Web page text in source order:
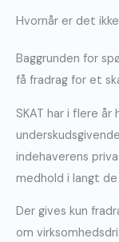
Hvornår er det
Baggrunden for
få fradrag for et
SKAT har i flere
indehaverens
medhold i langt
Der gives kun
om